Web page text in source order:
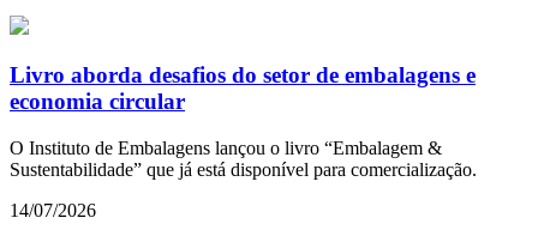
Livro aborda desafios do setor de embalagens e
economia circular
O Instituto de Embalagens lançou o livro “Embalagem &
Sustentabilidade” que já está disponível para comercialização.
14/07/2026